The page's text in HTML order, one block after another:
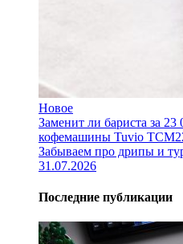
Новое
Заменит ли бариста за
кофемашины Tuvio
Забываем про дрипы и
31.07.2026
Последние публикации